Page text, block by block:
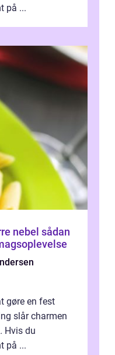
på ...
sådan
gøre en fest
slår charmen
Hvis du
på ...